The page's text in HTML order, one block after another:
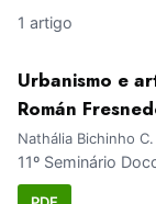
1 artigo
Urbanismo e
Román
Nathália Bichinho
11º Seminário